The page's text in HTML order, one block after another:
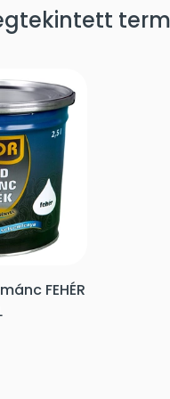
FEHÉR